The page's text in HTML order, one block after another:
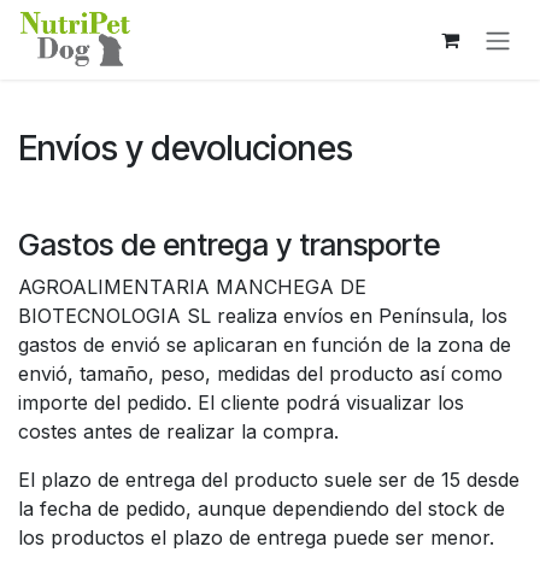
Ir al contenido
Envíos y devoluciones
Gastos de entrega y transporte
AGROALIMENTARIA MANCHEGA DE
BIOTECNOLOGIA SL realiza envíos en Península, los
gastos de envió se aplicaran en función de la zona de
envió, tamaño, peso, medidas del producto así como
importe del pedido. El cliente podrá visualizar los
costes antes de realizar la compra.
El plazo de entrega del producto suele ser de 15 desde
la fecha de pedido, aunque dependiendo del stock de
los productos el plazo de entrega puede ser menor.